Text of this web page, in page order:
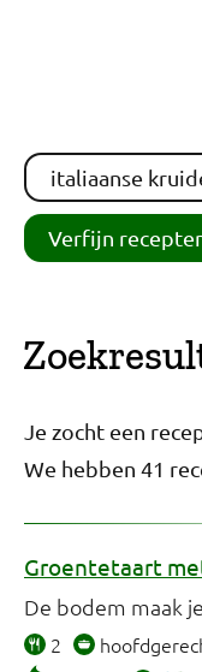
Verfijn
Je zocht een
We hebben 41
Groentetaart
De bodem maak
2